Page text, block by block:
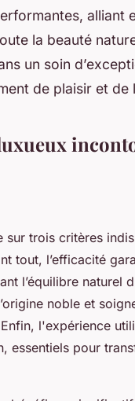
alliant
la beauté
un soin
de plaisir et de
trois critères
tout, l’efficacité
l’équilibre naturel
noble et
l'expérience
essentiels pour